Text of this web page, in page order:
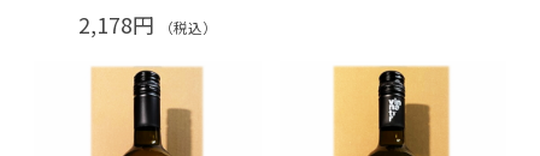
2,178円 （税込）